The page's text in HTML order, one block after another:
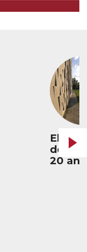
El
de
20